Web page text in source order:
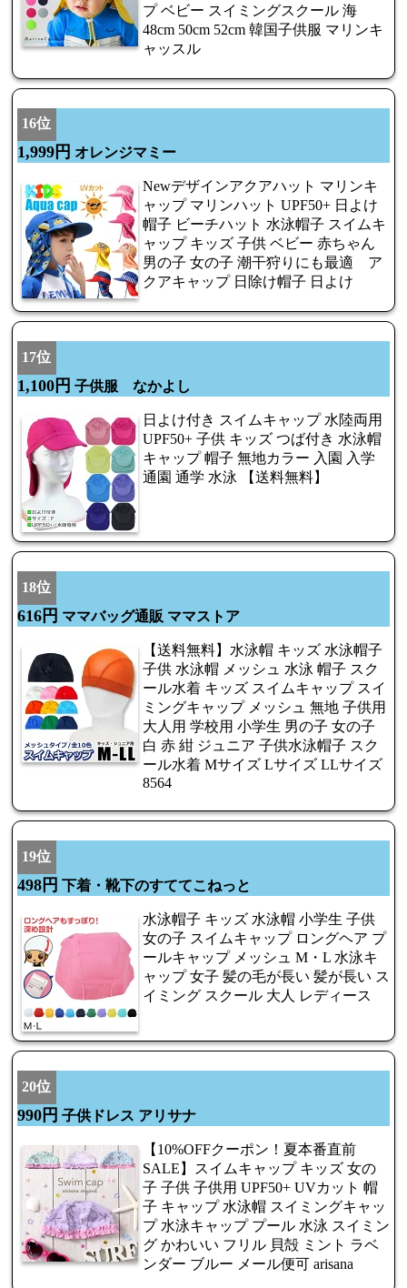
プ ベビー スイミングスクール 海
48cm 50cm 52cm 韓国子供服 マリンキ
ャッスル
16位
1,999円 オレンジマミー
Newデザインアクアハット マリンキ
ャップ マリンハット UPF50+ 日よけ
帽子 ビーチハット 水泳帽子 スイムキ
ャップ キッズ 子供 ベビー 赤ちゃん
男の子 女の子 潮干狩りにも最適 ア
クアキャップ 日除け帽子 日よけ
17位
1,100円 子供服 なかよし
日よけ付き スイムキャップ 水陸両用
UPF50+ 子供 キッズ つば付き 水泳帽
キャップ 帽子 無地カラー 入園 入学
通園 通学 水泳 【送料無料】
18位
616円 ママバッグ通販 ママストア
【送料無料】水泳帽 キッズ 水泳帽子
子供 水泳帽 メッシュ 水泳 帽子 スク
ール水着 キッズ スイムキャップ スイ
ミングキャップ メッシュ 無地 子供用
大人用 学校用 小学生 男の子 女の子
白 赤 紺 ジュニア 子供水泳帽子 スク
ール水着 Mサイズ Lサイズ LLサイズ
8564
19位
498円 下着・靴下のすててこねっと
水泳帽子 キッズ 水泳帽 小学生 子供
女の子 スイムキャップ ロングヘア プ
ールキャップ メッシュ M・L 水泳キ
ャップ 女子 髪の毛が長い 髪が長い ス
イミング スクール 大人 レディース
20位
990円 子供ドレス アリサナ
【10%OFFクーポン！夏本番直前
SALE】スイムキャップ キッズ 女の
子 子供 子供用 UPF50+ UVカット 帽
子 キャップ 水泳帽 スイミングキャッ
プ 水泳キャップ プール 水泳 スイミン
グ かわいい フリル 貝殻 ミント ラベ
ンダー ブルー メール便可 arisana